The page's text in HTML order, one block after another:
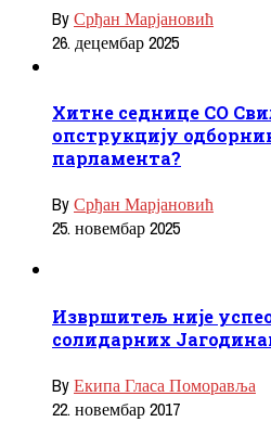
ByСрђан Марјановић
26. децембар 2025
Хитне седнице СО
опструкцију
парламента?
ByСрђан Марјановић
25. новембар 2025
Извршитељ није
солидарних
ByЕкипа Гласа Поморавља
22. новембар 2017